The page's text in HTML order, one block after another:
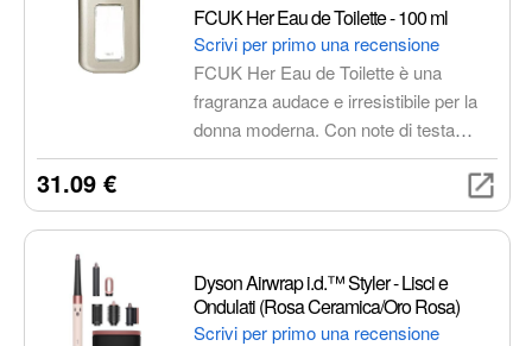
FCUK Her Eau de Toilette - 100 ml
Scrivi per primo una recensione
FCUK Her Eau de Toilette è una
fragranza audace e irresistibile per la
donna moderna. Con note di testa
fresche e frizzanti, un cuore fiorito e un
per esprimere la tua individualità e il tuo
31.09 €
Dyson Airwrap i.d.™ Styler - Lisci e
Ondulati (Rosa Ceramica/Oro Rosa)
Scrivi per primo una recensione